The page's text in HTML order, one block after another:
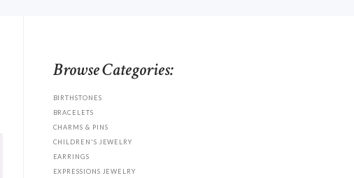
Browse Categories:
BIRTHSTONES
BRACELETS
CHARMS & PINS
CHILDREN'S JEWELRY
EARRINGS
EXPRESSIONS JEWELRY